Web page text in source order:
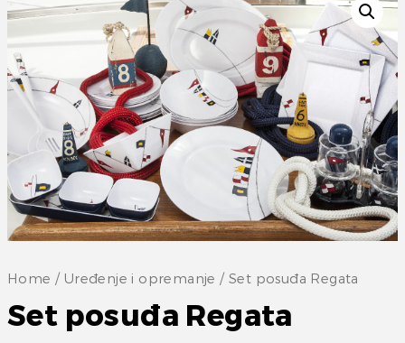
Home / Uređenje i opremanje / Set posuđa Regata
Set posuđa Regata